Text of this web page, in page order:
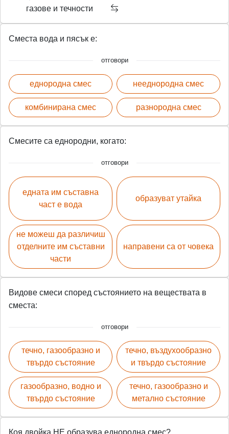
газове и течности
Сместа вода и пясък е:
отговори
еднородна смес
комбинирана смес
нееднородна смес
разнородна смес
Смесите са еднородни, когато:
отговори
едната им съставна
част е вода
не можеш да различиш
отделните им съставни
части
образуват утайка
направени са от човека
Видове смеси според състоянието на веществата в
сместа:
отговори
течно, газообразно и
твърдо състояние
газообразно, водно и
твърдо състояние
течно, въздухообразно
и твърдо състояние
течно, газообразно и
метално състояние
Коя двойка НЕ образува еднородна смес?